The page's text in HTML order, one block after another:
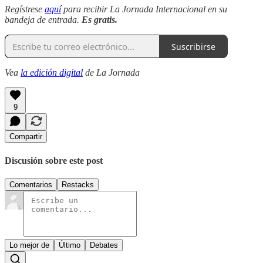
Regístrese aquípara recibir La Jornada Internacional en su
bandeja de entrada. Es gratis.
Suscribirse
Vea la edición digital de La Jornada
9
Compartir
Discusión sobre este post
Comentarios Restacks
Lo mejor de Último Debates